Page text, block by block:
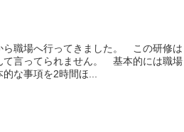
ら職場へ行ってきました。 この研修は
て言ってられません。 基本的には職場
な事項を2時間ほ...